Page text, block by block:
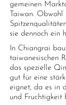
gemeinen
Taiwan.
sie dennoch ein
In Chiangrai
taiwanesischen
das spezielle
gut für eine
eignet, da es in
und Fruchtigkeit